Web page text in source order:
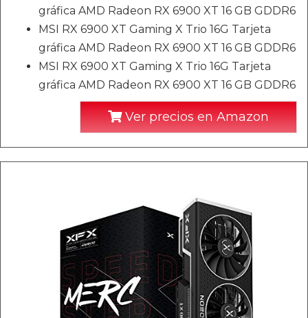
gráfica AMD Radeon RX 6900 XT 16 GB GDDR6
MSI RX 6900 XT Gaming X Trio 16G Tarjeta
gráfica AMD Radeon RX 6900 XT 16 GB GDDR6
MSI RX 6900 XT Gaming X Trio 16G Tarjeta
gráfica AMD Radeon RX 6900 XT 16 GB GDDR6
Ver precios en Amazon